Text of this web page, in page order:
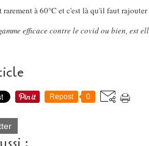
à 60°C et c'est là qu'il faut
efficace contre le covid ou bien, est
Repost 0